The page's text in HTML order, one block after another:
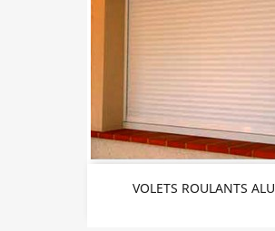
VOLETS ROULANTS ALU